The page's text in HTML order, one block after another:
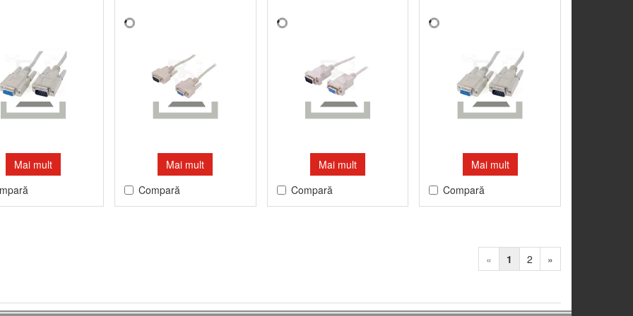
Mai mult
Mai mult
Compară
Mai mult
Compară
Mai mult
Compară
« 1 2 »